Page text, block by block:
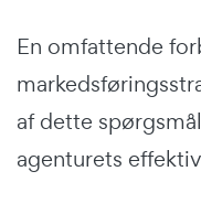
En omfattende
af dette
agenturets